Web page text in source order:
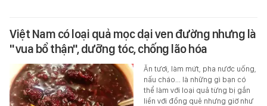
Việt Nam có loại quả mọc dại ven đường nhưng là
"vua bổ thận", dưỡng tóc, chống lão hóa
Ăn tươi, làm mứt, pha nước uống,
nấu cháo... là những gì bạn có
thể làm với loại quả từng bị gắn
liền với đồng quê nhưng giờ như